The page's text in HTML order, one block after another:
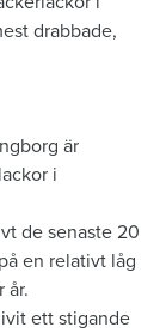
drabbade,
är
i
de senaste 20
en relativt låg
år.
ett stigande